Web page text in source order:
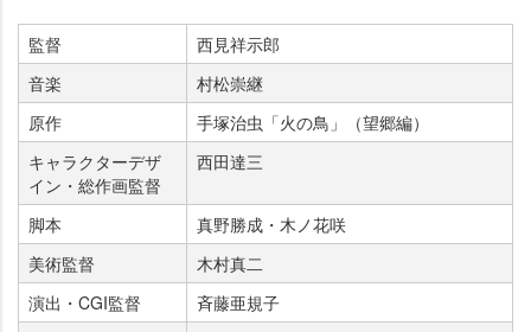
監督
西見祥示郎
音楽
村松崇継
原作
手塚治虫「火の鳥」（望郷編）
キャラクターデザ
イン・総作画監督
西田達三
脚本
真野勝成・木ノ花咲
美術監督
木村真二
演出・CGI監督
斉藤亜規子